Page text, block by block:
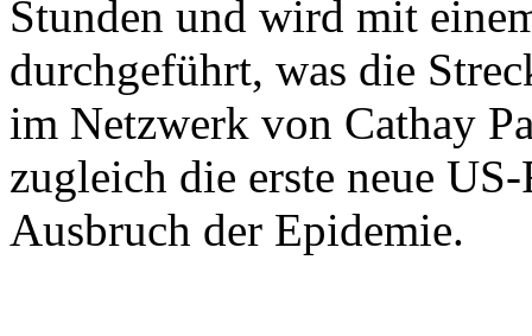
Stunden und wird mit
durchgeführt, was die
im Netzwerk von Cathay
zugleich die erste neue
Ausbruch der Epidemie.